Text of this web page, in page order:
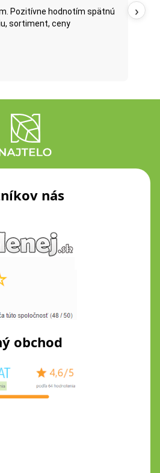
Pozitívne hodnotím spätnú
sortiment, ceny
›
nás
obchod